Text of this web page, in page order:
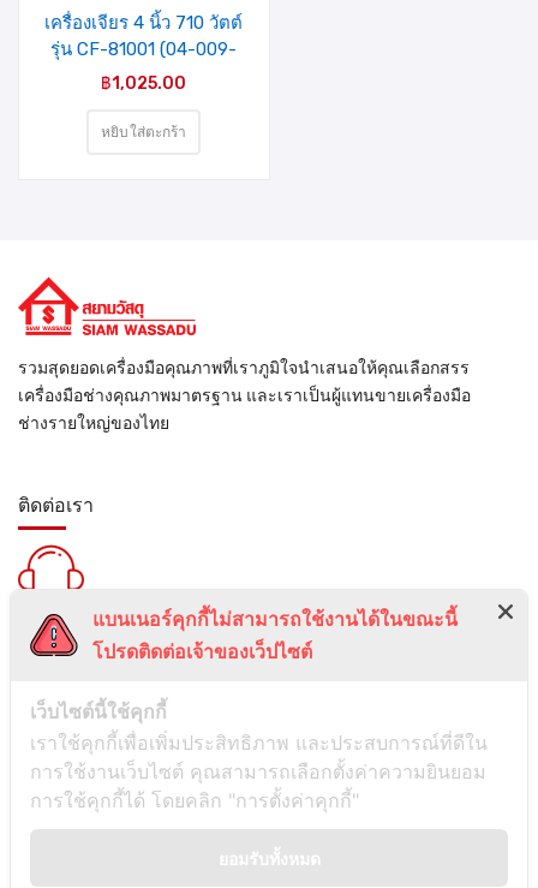
เครื่องเจียร 4 นิ้ว 710 วัตต์
รุ่น CF-81001 (04-009-
013) MIXPRO LITE
฿1,025.00
หยิบใส่ตะกร้า
รวมสุดยอดเครื่องมือคุณภาพที่เราภูมิใจนำเสนอให้คุณเลือกสรร
เครื่องมือช่างคุณภาพมาตรฐาน และเราเป็นผู้แทนขายเครื่องมือ
ช่างรายใหญ่ของไทย
ติดต่อเรา
สายด่วน :
099-5095739
เลขที่ 1 ซอยลาดพร้าว 24 แขวงจอมพล เขตจตุจักร กรุงเทพมหานคร
10900
ช่องทางการติดต่อ
แบนเนอร์คุกกี้ไม่สามารถใช้งานได้ในขณะนี้
โปรดติดต่อเจ้าของเว็ปไซต์
เว็บไซต์นี้ใช้คุกกี้
เราใช้คุกกี้เพื่อเพิ่มประสิทธิภาพ และประสบการณ์ที่ดีใน
การใช้งานเว็บไซต์ คุณสามารถเลือกตั้งค่าความยินยอม
การใช้คุกกี้ได้ โดยคลิก "การตั้งค่าคุกกี้"
ยอมรับทั้งหมด